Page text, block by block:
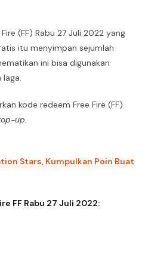
(FF) Rabu 27 Juli 2022 yang
itu menyimpan sejumlah
ini bisa digunakan
kode redeem Free Fire (FF)
up.
Stars, Kumpulkan Poin Buat
FF Rabu 27 Juli 2022: